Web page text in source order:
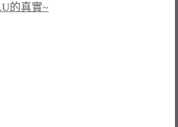
的真實~